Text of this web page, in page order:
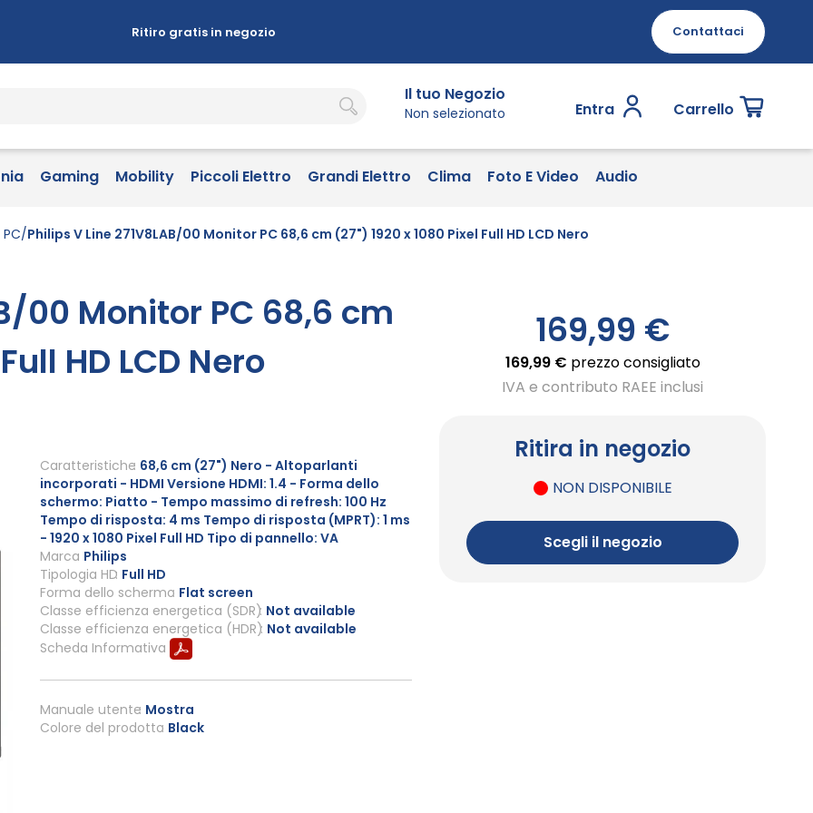
Ritiro gratis in negozio Contattaci
Il tuo Negozio
Non selezionato Entra Carrello
Gaming Mobility Piccoli Elettro Grandi Elettro Clima Foto E Video Audio
Philips V Line 271V8LAB/00 Monitor PC 68,6 cm (27") 1920 x 1080 Pixel Full HD LCD Nero
00 Monitor PC 68,6 cm
HD LCD Nero
169,99 €
169,99 € prezzo consigliato
IVA e contributo RAEE inclusi
Ritira in negozio
NON DISPONIBILE
Scegli il negozio
Marca Philips
Manuale utente Mostra
Caratteristiche 68,6 cm (27") Nero - Altoparlanti
incorporati - HDMI Versione HDMI: 1.4 - Forma dello
schermo: Piatto - Tempo massimo di refresh: 100 Hz
Tempo di risposta: 4 ms Tempo di risposta (MPRT): 1 ms
- 1920 x 1080 Pixel Full HD Tipo di pannello: VA
Colore del prodotto Black
Tipologia HD Full HD
Forma dello schermo Flat screen
Scheda Informativa
Classe efficienza energetica (SDR) Not available
Classe efficienza energetica (HDR) Not available